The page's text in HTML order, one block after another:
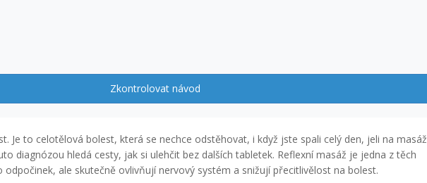
Zkontrolovat návod
Je to celotělová bolest, která se nechce odstěhovat, i když jste spali celý den, jeli na masáž
diagnózou hledá cesty, jak si ulehčit bez dalších tabletek. Reflexní masáž je jedna z těch
ale skutečně ovlivňují nervový systém a snižují přecitlivělost na bolest.